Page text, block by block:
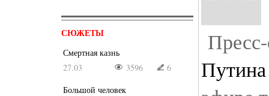
СЮЖЕТЫ
Смертная казнь
27.03
3596
6
Большой человек
Путина